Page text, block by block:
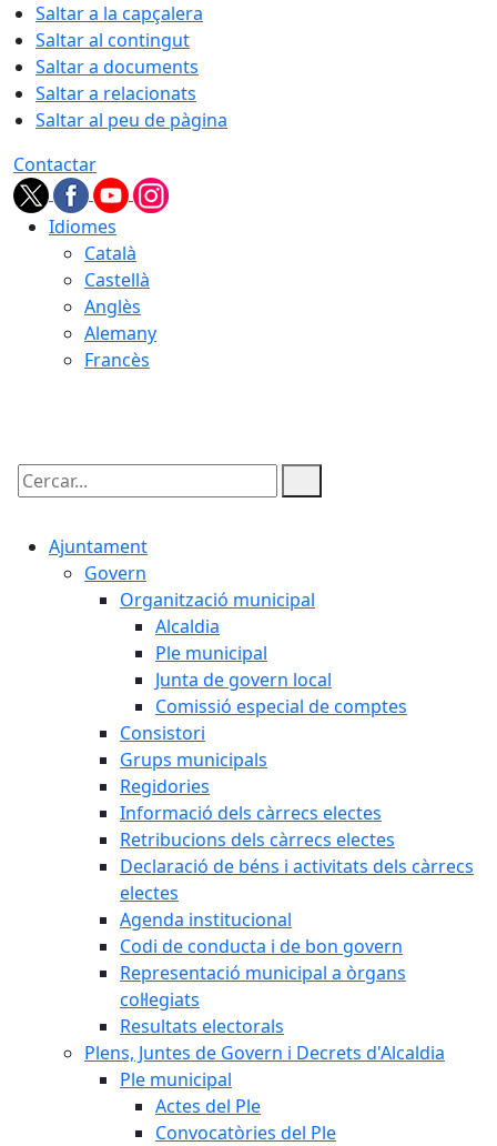
Saltar a la capçalera
Saltar al contingut
Saltar a documents
Saltar a relacionats
Saltar al peu de pàgina
Contactar
Idiomes
Català
Castellà
Anglès
Alemany
Francès
Cercar:
Ajuntament
Govern
Organització municipal
Alcaldia
Ple municipal
Junta de govern local
Comissió especial de comptes
Consistori
Grups municipals
Regidories
Informació dels càrrecs electes
Retribucions dels càrrecs electes
Declaració de béns i activitats dels càrrecs
electes
Agenda institucional
Codi de conducta i de bon govern
Representació municipal a òrgans
col·legiats
Resultats electorals
Plens, Juntes de Govern i Decrets d'Alcaldia
Ple municipal
Actes del Ple
Convocatòries del Ple